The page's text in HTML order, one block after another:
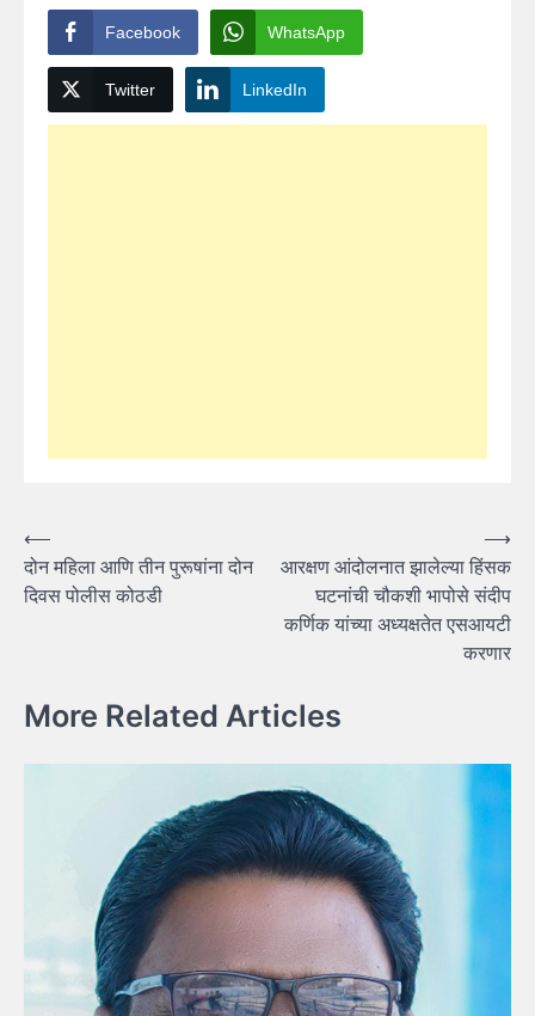
Facebook WhatsApp
Twitter LinkedIn
Post
navigation
⟵
दोन महिला आणि तीन पुरूषांना दोन
दिवस पोलीस कोठडी
आरक्षण आंदोलनात झालेल्या हिंसक
घटनांची चौकशी भापोसे संदीप
कर्णिक यांच्या अध्यक्षतेत एसआयटी
करणार
⟶
More Related Articles